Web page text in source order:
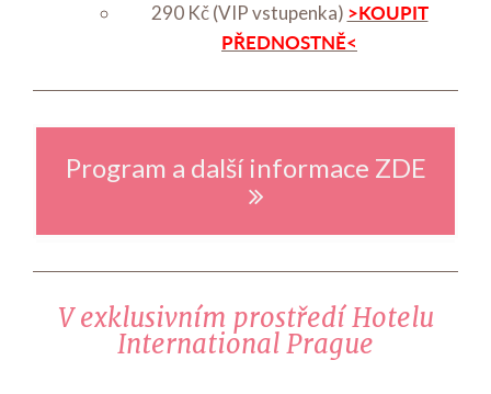
290 Kč (VIP vstupenka) >KOUPIT
PŘEDNOSTNĚ<
Program a další informace ZDE
V exklusivním prostředí Hotelu
International Prague